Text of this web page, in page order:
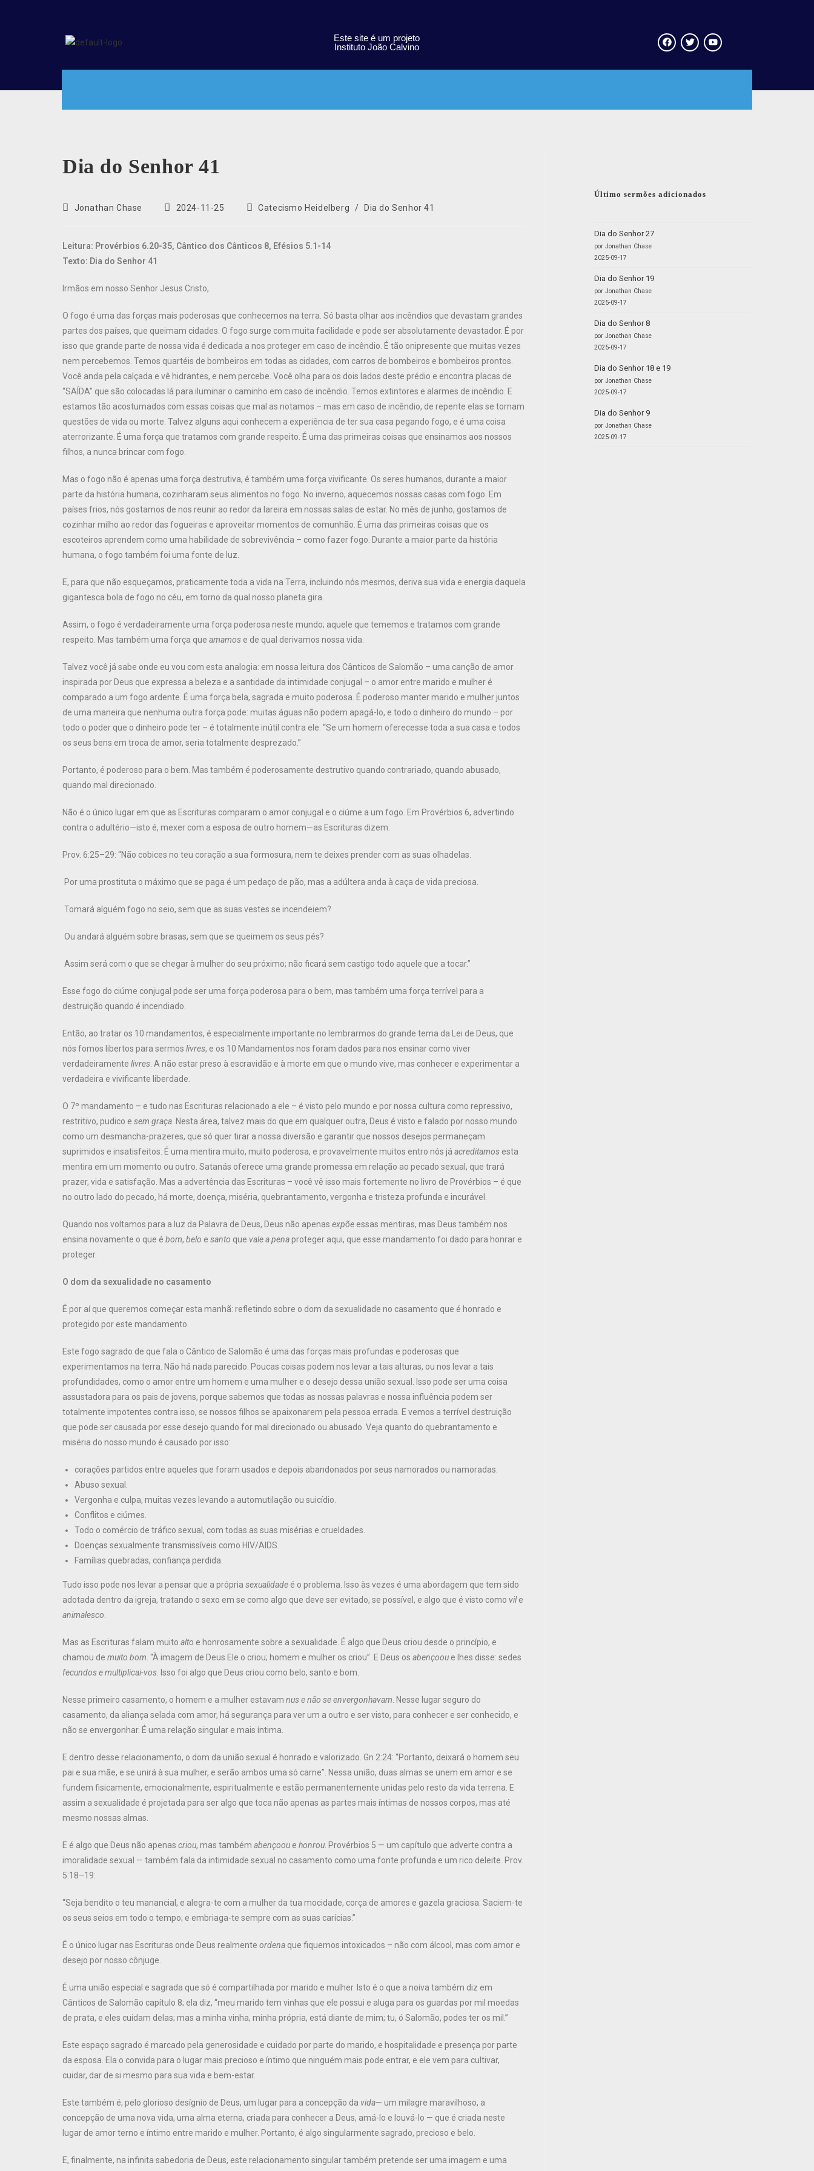
Este site é um projeto
Instituto João Calvino
Dia do Senhor 41
Jonathan Chase 2024-11-25 Catecismo Heidelberg / Dia do Senhor 41
Leitura: Provérbios 6.20-35, Cântico dos Cânticos 8, Efésios 5.1-14
Texto: Dia do Senhor 41
Irmãos em nosso Senhor Jesus Cristo,
O fogo é uma das forças mais poderosas que conhecemos na terra. Só basta olhar aos incêndios que devastam grandes
partes dos países, que queimam cidades. O fogo surge com muita facilidade e pode ser absolutamente devastador. É por
isso que grande parte de nossa vida é dedicada a nos proteger em caso de incêndio. É tão onipresente que muitas vezes
nem percebemos. Temos quartéis de bombeiros em todas as cidades, com carros de bombeiros e bombeiros prontos.
Você anda pela calçada e vê hidrantes, e nem percebe. Você olha para os dois lados deste prédio e encontra placas de
“SAÍDA” que são colocadas lá para iluminar o caminho em caso de incêndio. Temos extintores e alarmes de incêndio. E
estamos tão acostumados com essas coisas que mal as notamos – mas em caso de incêndio, de repente elas se tornam
questões de vida ou morte. Talvez alguns aqui conhecem a experiência de ter sua casa pegando fogo, e é uma coisa
aterrorizante. É uma força que tratamos com grande respeito. É uma das primeiras coisas que ensinamos aos nossos
filhos, a nunca brincar com fogo.
Mas o fogo não é apenas uma força destrutiva, é também uma força vivificante. Os seres humanos, durante a maior
parte da história humana, cozinharam seus alimentos no fogo. No inverno, aquecemos nossas casas com fogo. Em
países frios, nós gostamos de nos reunir ao redor da lareira em nossas salas de estar. No mês de junho, gostamos de
cozinhar milho ao redor das fogueiras e aproveitar momentos de comunhão. É uma das primeiras coisas que os
escoteiros aprendem como uma habilidade de sobrevivência – como fazer fogo. Durante a maior parte da história
humana, o fogo também foi uma fonte de luz.
E, para que não esqueçamos, praticamente toda a vida na Terra, incluindo nós mesmos, deriva sua vida e energia daquela
gigantesca bola de fogo no céu, em torno da qual nosso planeta gira.
Assim, o fogo é verdadeiramente uma força poderosa neste mundo; aquele que tememos e tratamos com grande
respeito. Mas também uma força que amamos e de qual derivamos nossa vida.
Talvez você já sabe onde eu vou com esta analogia: em nossa leitura dos Cânticos de Salomão – uma canção de amor
inspirada por Deus que expressa a beleza e a santidade da intimidade conjugal – o amor entre marido e mulher é
comparado a um fogo ardente. É uma força bela, sagrada e muito poderosa. É poderoso manter marido e mulher juntos
de uma maneira que nenhuma outra força pode: muitas águas não podem apagá-lo, e todo o dinheiro do mundo – por
todo o poder que o dinheiro pode ter – é totalmente inútil contra ele. “Se um homem oferecesse toda a sua casa e todos
os seus bens em troca de amor, seria totalmente desprezado.”
Portanto, é poderoso para o bem. Mas também é poderosamente destrutivo quando contrariado, quando abusado,
quando mal direcionado.
Não é o único lugar em que as Escrituras comparam o amor conjugal e o ciúme a um fogo. Em Provérbios 6, advertindo
contra o adultério—isto é, mexer com a esposa de outro homem—as Escrituras dizem:
Prov. 6:25–29: “Não cobices no teu coração a sua formosura, nem te deixes prender com as suas olhadelas.
Por uma prostituta o máximo que se paga é um pedaço de pão, mas a adúltera anda à caça de vida preciosa.
Tomará alguém fogo no seio, sem que as suas vestes se incendeiem?
Ou andará alguém sobre brasas, sem que se queimem os seus pés?
Assim será com o que se chegar à mulher do seu próximo; não ficará sem castigo todo aquele que a tocar.”
Esse fogo do ciúme conjugal pode ser uma força poderosa para o bem, mas também uma força terrível para a
destruição quando é incendiado.
Então, ao tratar os 10 mandamentos, é especialmente importante no lembrarmos do grande tema da Lei de Deus, que
nós fomos libertos para sermos livres, e os 10 Mandamentos nos foram dados para nos ensinar como viver
verdadeiramente livres . A não estar preso à escravidão e à morte em que o mundo vive, mas conhecer e experimentar a
verdadeira e vivificante liberdade.
O 7º mandamento – e tudo nas Escrituras relacionado a ele – é visto pelo mundo e por nossa cultura como repressivo,
restritivo, pudico e sem graça . Nesta área, talvez mais do que em qualquer outra, Deus é visto e falado por nosso mundo
como um desmancha-prazeres, que só quer tirar a nossa diversão e garantir que nossos desejos permaneçam
suprimidos e insatisfeitos. É uma mentira muito, muito poderosa, e provavelmente muitos entro nós já acreditamos esta
mentira em um momento ou outro. Satanás oferece uma grande promessa em relação ao pecado sexual, que trará
prazer, vida e satisfação. Mas a advertência das Escrituras – você vê isso mais fortemente no livro de Provérbios – é que
no outro lado do pecado, há morte, doença, miséria, quebrantamento, vergonha e tristeza profunda e incurável.
Quando nos voltamos para a luz da Palavra de Deus, Deus não apenas expõe essas mentiras, mas Deus também nos
ensina novamente o que é bom, belo e santo que vale a penaproteger aqui, que esse mandamento foi dado para honrar e
proteger.
O dom da sexualidade no casamento
É por aí que queremos começar esta manhã: refletindo sobre o dom da sexualidade no casamento que é honrado e
protegido por este mandamento.
Este fogo sagrado de que fala o Cântico de Salomão é uma das forças mais profundas e poderosas que
experimentamos na terra. Não há nada parecido. Poucas coisas podem nos levar a tais alturas, ou nos levar a tais
profundidades, como o amor entre um homem e uma mulher e o desejo dessa união sexual. Isso pode ser uma coisa
assustadora para os pais de jovens, porque sabemos que todas as nossas palavras e nossa influência podem ser
totalmente impotentes contra isso, se nossos filhos se apaixonarem pela pessoa errada. E vemos a terrível destruição
que pode ser causada por esse desejo quando for mal direcionado ou abusado. Veja quanto do quebrantamento e
miséria do nosso mundo é causado por isso:
corações partidos entre aqueles que foram usados ​​e depois abandonados por seus namorados ou namoradas.
Abuso sexual.
Vergonha e culpa, muitas vezes levando a automutilação ou suicídio.
Conflitos e ciúmes.
Todo o comércio de tráfico sexual, com todas as suas misérias e crueldades.
Doenças sexualmente transmissíveis como HIV/AIDS.
Famílias quebradas, confiança perdida.
Tudo isso pode nos levar a pensar que a própria sexualidade é o problema. Isso às vezes é uma abordagem que tem sido
adotada dentro da igreja, tratando o sexo em se como algo que deve ser evitado, se possível, e algo que é visto como vile
animalesco
Mas as Escrituras falam muito alto e honrosamente sobre a sexualidade. É algo que Deus criou desde o princípio, e
chamou de muito bom . “À imagem de Deus Ele o criou; homem e mulher os criou”. E Deus os abençoou e lhes disse: sedes
fecundos e multiplicai-vos . Isso foi algo que Deus criou como belo, santo e bom.
Nesse primeiro casamento, o homem e a mulher estavam nus e não se envergonhavam . Nesse lugar seguro do
casamento, da aliança selada com amor, há segurança para ver um a outro e ser visto, para conhecer e ser conhecido, e
não se envergonhar. É uma relação singular e mais íntima.
E dentro desse relacionamento, o dom da união sexual é honrado e valorizado. Gn 2:24: “Portanto, deixará o homem seu
pai e sua mãe, e se unirá à sua mulher, e serão ambos uma só carne”. Nessa união, duas almas se unem em amor e se
fundem fisicamente, emocionalmente, espiritualmente e estão permanentemente unidas pelo resto da vida terrena. E
assim a sexualidade é projetada para ser algo que toca não apenas as partes mais íntimas de nossos corpos, mas até
mesmo nossas almas.
E é algo que Deus não apenas criou, mas também abençoou e honrou . Provérbios 5 — um capítulo que adverte contra a
imoralidade sexual — também fala da intimidade sexual no casamento como uma fonte profunda e um rico deleite. Prov.
5:18–19:
“Seja bendito o teu manancial, e alegra-te com a mulher da tua mocidade, corça de amores e gazela graciosa. Saciem-te
os seus seios em todo o tempo; e embriaga-te sempre com as suas carícias.”
É o único lugar nas Escrituras onde Deus realmente ordena que fiquemos intoxicados – não com álcool, mas com amor e
desejo por nosso cônjuge.
É uma união especial e sagrada que só é compartilhada por marido e mulher. Isto é o que a noiva também diz em
Cânticos de Salomão capítulo 8; ela diz, “meu marido tem vinhas que ele possui e aluga para os guardas por mil moedas
de prata, e eles cuidam delas; mas a minha vinha, minha própria, está diante de mim; tu, ó Salomão, podes ter os mil.”
Este espaço sagrado é marcado pela generosidade e cuidado por parte do marido, e hospitalidade e presença por parte
da esposa. Ela o convida para o lugar mais precioso e íntimo que ninguém mais pode entrar, e ele vem para cultivar,
cuidar, dar de si mesmo para sua vida e bem-estar.
Este também é, pelo glorioso desígnio de Deus, um lugar para a concepção da vida— um milagre maravilhoso, a
concepção de uma nova vida, uma alma eterna, criada para conhecer a Deus, amá-lo e louvá-lo — que é criada neste
lugar de amor terno e íntimo entre marido e mulher. Portanto, é algo singularmente sagrado, precioso e belo.
E, finalmente, na infinita sabedoria de Deus, este relacionamento singular também pretende ser uma imagem e uma
Último sermões adicionados
Dia do Senhor 27
por Jonathan Chase
2025-09-17
Dia do Senhor 19
por Jonathan Chase
2025-09-17
Dia do Senhor 8
por Jonathan Chase
2025-09-17
Dia do Senhor 18 e 19
por Jonathan Chase
2025-09-17
Dia do Senhor 9
por Jonathan Chase
2025-09-17